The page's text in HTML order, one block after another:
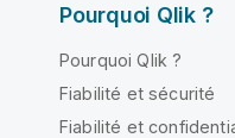
Pourquoi Qlik ?
Pourquoi Qlik ?
Fiabilité et sécurité
Fiabilité et